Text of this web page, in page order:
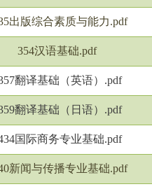
出版综合素质与能力.pdf
354汉语基础.pdf
翻译基础（英语）.pdf
翻译基础（日语）.pdf
国际商务专业基础.pdf
新闻与传播专业基础.pdf